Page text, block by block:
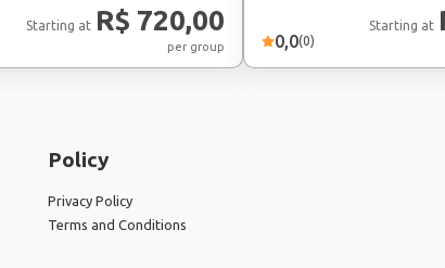
Starting at R$ 720,00
per group 0,0(0)
Starting at
Policy
Privacy Policy
Terms and Conditions